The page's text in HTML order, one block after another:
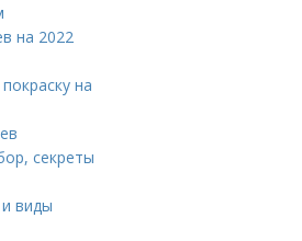
на 2022
на
секреты
виды